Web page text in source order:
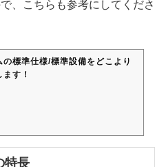
、こちらも参考にしてくださ
の標準仕様/標準設備をどこより
す！
特長